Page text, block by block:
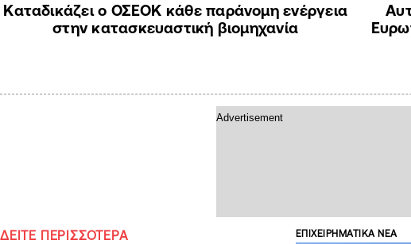
Καταδικάζει ο ΟΣΕΟΚ κάθε παράνομη ενέργεια
στην κατασκευαστική βιομηχανία
ΔΕΙΤΕ ΠΕΡΙΣΣΟΤΕΡΑ ΕΠΙΧΕΙΡΗΜΑΤΙΚΑ ΝΕΑ